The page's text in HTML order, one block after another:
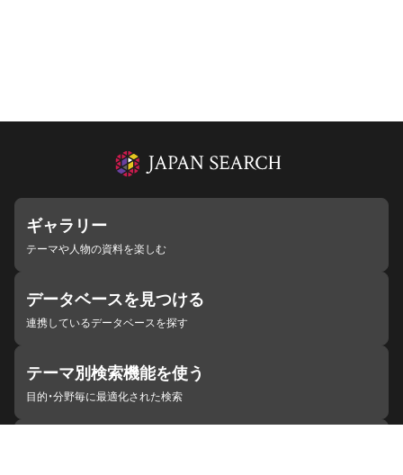
ギャラリー
テーマや人物の資料を楽しむ
データベースを見つける
連携しているデータベースを探す
テーマ別検索機能を使う
目的・分野毎に最適化された検索